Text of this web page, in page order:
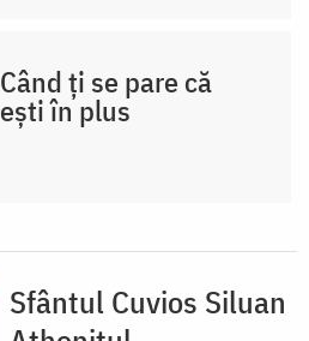
Când ți se pare că
ești în plus
Sfântul Cuvios Siluan